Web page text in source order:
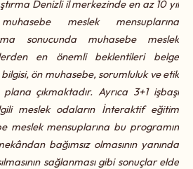
Denizli il merkezinde en az 10 yıl
meslek mensuplarına
sonucunda muhasebe meslek
en önemli beklentileri belge
ön muhasebe, sorumluluk ve etik
çıkmaktadır. Ayrıca 3+1 işbaşı
meslek odaların İnteraktif eğitim
meslek mensuplarına bu programın
bağımsız olmasının yanında
sağlanması gibi sonuçlar elde